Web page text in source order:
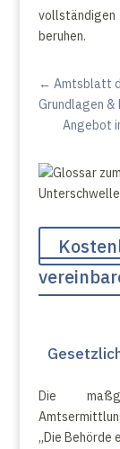
beruhen.
← Amtsblatt
Grundlagen &
Angebot
Die
„Die Behörde